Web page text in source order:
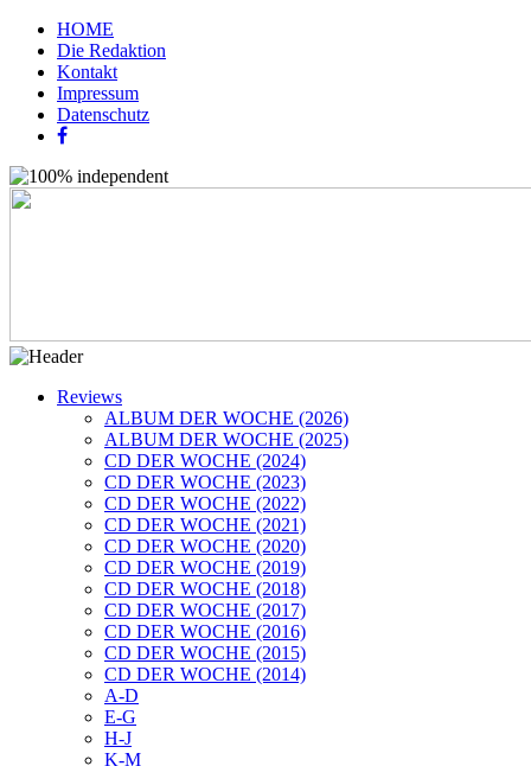
HOME
Die Redaktion
Kontakt
Impressum
Datenschutz
Reviews
ALBUM DER WOCHE (2026)
ALBUM DER WOCHE (2025)
CD DER WOCHE (2024)
CD DER WOCHE (2023)
CD DER WOCHE (2022)
CD DER WOCHE (2021)
CD DER WOCHE (2020)
CD DER WOCHE (2019)
CD DER WOCHE (2018)
CD DER WOCHE (2017)
CD DER WOCHE (2016)
CD DER WOCHE (2015)
CD DER WOCHE (2014)
A-D
E-G
H-J
K-M